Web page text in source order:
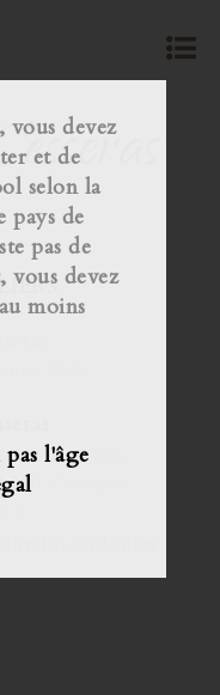
devez
et de
selon la
pays de
pas de
vous devez
moins
pas l'âge
2014
Ournac,
Cesseras